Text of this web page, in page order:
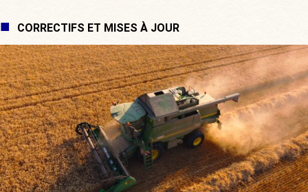
CORRECTIFS ET MISES À JOUR